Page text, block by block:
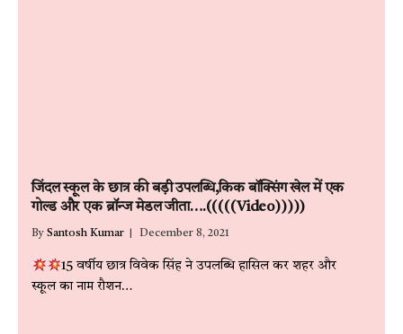
जिंदल स्कूल के छात्र की बड़ी उपलब्धि,किक बॉक्सिंग खेल में एक
गोल्ड और एक ब्रॉन्ज मेडल जीता….(((((Video)))))
By Santosh Kumar December 8, 2021
15 वर्षीय छात्र विवेक सिंह ने उपलब्धि हासिल कर शहर और
स्कूल का नाम रौशन…